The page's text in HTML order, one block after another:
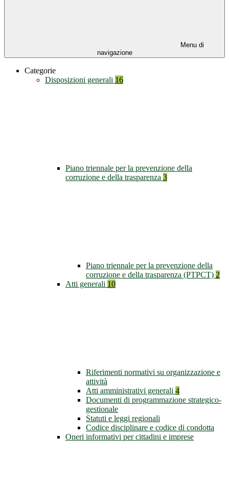
Menu di
navigazione
Categorie
Disposizioni generali 16
Piano triennale per la prevenzione della
corruzione e della trasparenza 3
Piano triennale per la prevenzione della
corruzione e della trasparenza (PTPCT) 2
Atti generali 10
Riferimenti normativi su organizzazione e
attività
Atti amministrativi generali 4
Documenti di programmazione strategico-
gestionale
Statuti e leggi regionali
Codice disciplinare e codice di condotta
Oneri informativi per cittadini e imprese